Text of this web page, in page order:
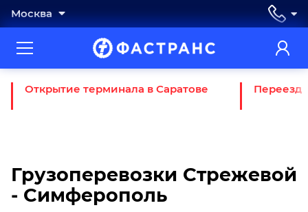
Москва
Открытие терминала в Саратове Переезд
Грузоперевозки Стрежевой
- Симферополь